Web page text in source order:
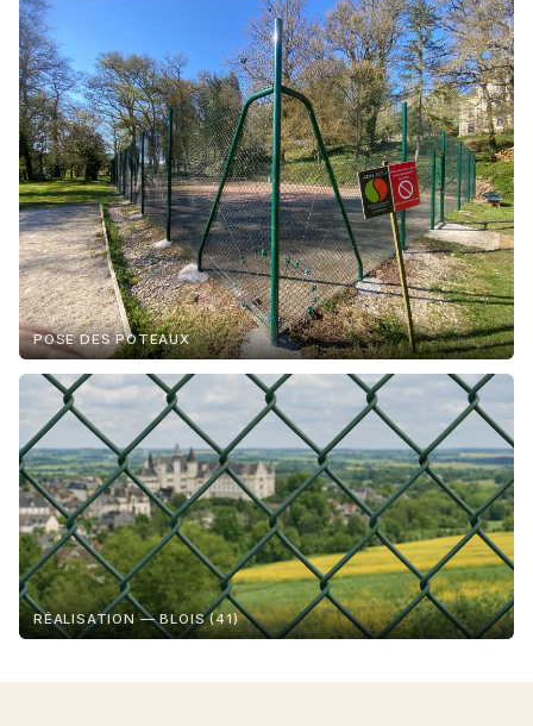
POSE DES POTEAUX
RÉALISATION — BLOIS (41)